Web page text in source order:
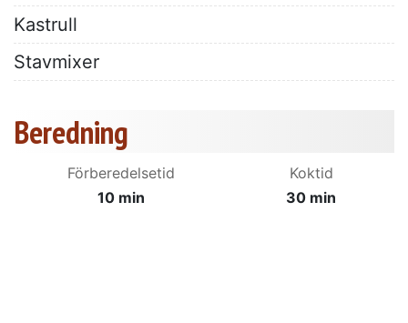
Kastrull
Stavmixer
Beredning
Förberedelsetid
10 min
Koktid
30 min